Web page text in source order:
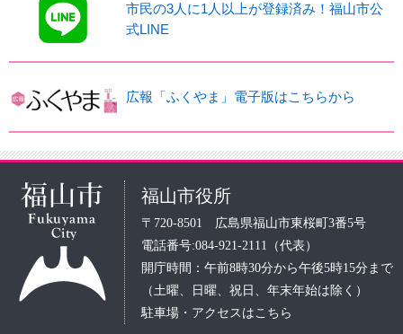
市民の3人に1人以上が登録済み！福山市公
式LINE
広報「ふくやま」電子版はこちらから
福山市役所
〒720-8501 広島県福山市東桜町3番5号
電話番号:084-921-2111（代表）
開庁時間：午前8時30分から午後5時15分まで
（土曜、日曜、祝日、年末年始は除く）
駐車場・アクセスはこちら